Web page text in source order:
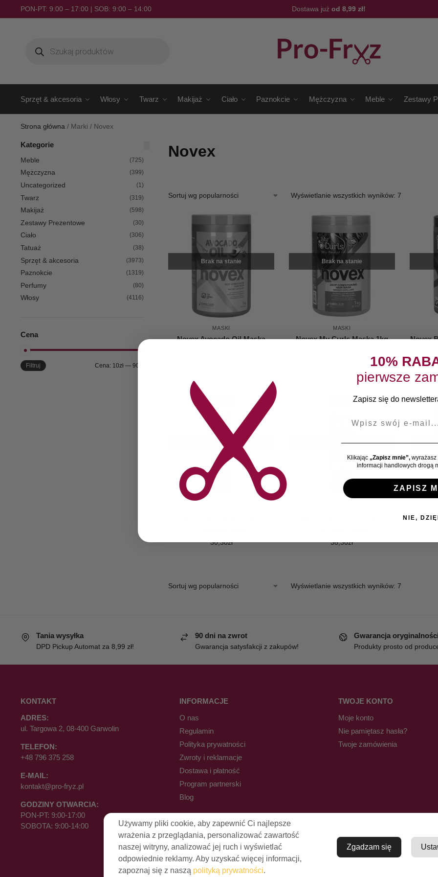
PON-PT: 9:00 – 17:00 | SOB: 9:00 – 14:00 Dostawa już od 8,99 zł!
Sprzęt & akcesoria Włosy Twarz Makijaż Ciało Paznokcie Mężczyzna Meble Zestawy
Strona główna/ Marki / Novex
Novex
Wyświetlanie wszystkich wyników: 7
Brak na stanie
MASKI
Novex Avocado Oil Maska
Brak na stanie
MASKI
Novex My Curls Maska 1kg
Novex
Brak na stanie
30,30zł
Brak na stanie
38,30zł
Novex
Wyświetlanie wszystkich wyników: 7
Kategorie
Meble (725)
Mężczyzna (399)
Uncategorized (1)
Twarz (319)
Makijaż (598)
Zestawy Prezentowe (30)
Ciało (306)
Tatuaż (38)
Sprzęt & akcesoria (3973)
Paznokcie (1319)
Perfumy (80)
Włosy (4116)
Cena
Filtruj Cena: 10zł— 90zł
Tania wysyłka
DPD Pickup Automat za 8,99 zł!
90 dni na zwrot
Gwarancja satysfakcji z zakupów!
Gwarancja oryginalności
Produkty prosto od
KONTAKT
ADRES:
ul. Targowa 2, 08-400 Garwolin
TELEFON:
+48 796 375 258
E-MAIL:
kontakt@pro-fryz.pl
GODZINY OTWARCIA:
PON-PT: 9:00-17:00
SOBOTA: 9:00-14:00
INFORMACJE
O nas
Regulamin
Polityka prywatności
Zwroty i reklamacje
Dostawa i płatność
Program partnerski
Blog
TWOJE KONTO
Moje konto
Nie pamiętasz hasła?
Twoje zamówienia
© Pro-Fryz.pl 2021-2026
Używamy pliki cookie, aby zapewnić Ci najlepsze
wrażenia z przeglądania, personalizować zawartość
naszej witryny, analizować jej ruch i wyświetlać
odpowiednie reklamy. Aby uzyskać więcej informacji,
zapoznaj się z naszą polityką prywatności.
Zgadzam się
10%
pierwsze
Zapisz się do
Klikając „Zapisz mnie”,wyrażasz
informacji handlowych drogą
ZAPISZ
NIE,